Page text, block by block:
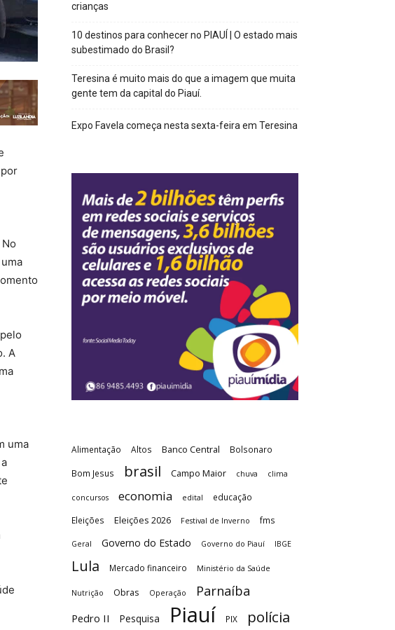
A
uma
crianças
10 destinos para conhecer no PIAUÍ | O estado mais
subestimado do Brasil?
Teresina é muito mais do que a imagem que muita
gente tem da capital do Piauí.
Expo Favela começa nesta sexta-feira em Teresina
Alimentação Altos Banco Central Bolsonaro
Bom Jesus brasil Campo Maior chuva clima
concursos economia edital educação
Eleições Eleições 2026 Festival de Inverno fms
Geral Governo do Estado Governo do Piauí IBGE
Lula Mercado financeiro Ministério da Saúde
Nutrição Obras Operação Parnaíba
Pedro II Pesquisa Piauí PIX polícia